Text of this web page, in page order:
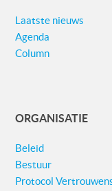
Laatste nieuws
Agenda
Column
ORGANISATIE
Beleid
Bestuur
Protocol